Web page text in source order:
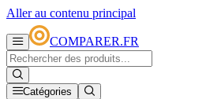
Aller au contenu principal
COMPARER.FR
Catégories